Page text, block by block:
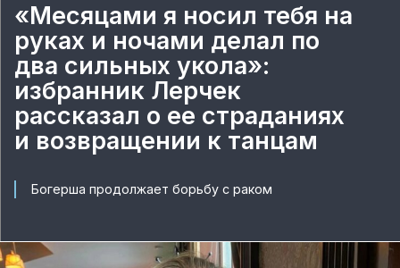
«Месяцами я носил тебя на
руках и ночами делал по
два сильных укола»:
избранник Лерчек
рассказал о ее страданиях
и возвращении к танцам
Богерша продолжает борьбу с раком